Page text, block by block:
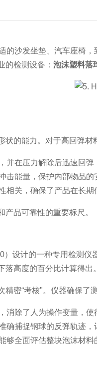
的沙发坐垫、汽车座椅
的检测设备：泡沫塑料落
的能力。对于高回弹材
并在压力解除后迅速回
击能量，保护内部物品的
相关，确保了产品在长期
品可靠性的重要标尺。
）设计的一种专用检测
高度的百分比计算得出。
密“考核"。仪器确保了
消除了人为操作变量，
确捕捉钢球的反弹轨迹，
够全面评估整块泡沫材